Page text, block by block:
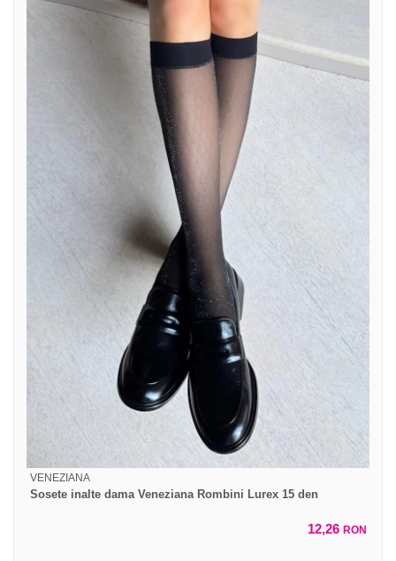
VENEZIANA
Sosete inalte dama Veneziana Rombini Lurex 15 den
12,26 RON